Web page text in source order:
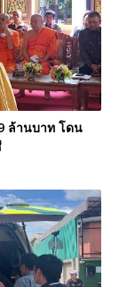
ล้านบาท โดน